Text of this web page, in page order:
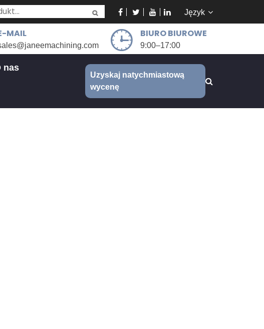
Język
BIURO BIUROWE
9:00–17:00
MAIL
nas
Uzyskaj natychmiastową
wycenę